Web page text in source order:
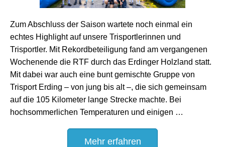
Zum Abschluss der Saison wartete noch einmal ein
echtes Highlight auf unsere Trisportlerinnen und
Trisportler. Mit Rekordbeteiligung fand am vergangenen
Wochenende die RTF durch das Erdinger Holzland statt.
Mit dabei war auch eine bunt gemischte Gruppe von
Trisport Erding – von jung bis alt –, die sich gemeinsam
auf die 105 Kilometer lange Strecke machte. Bei
hochsommerlichen Temperaturen und einigen …
Mehr erfahren